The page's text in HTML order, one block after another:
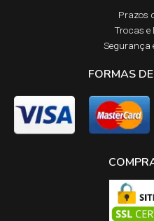
Prazos
Trocas e
Segurança
FORMAS